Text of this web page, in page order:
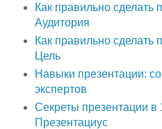
Как правильно сделать
Аудитория
Как правильно сделать
Цель
Навыки презентации:
экспертов
Секреты презентации в
Презентациус